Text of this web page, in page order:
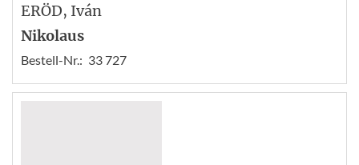
ERÖD, Iván
Nikolaus
Bestell-Nr.: 33 727